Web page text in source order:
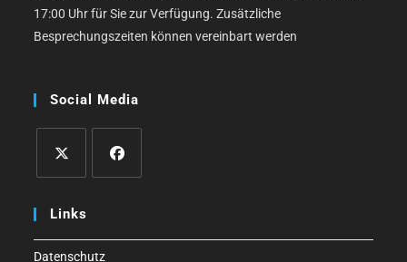
17:00 Uhr für Sie zur Verfügung. Zusätzliche
Besprechungszeiten können vereinbart werden
Social Media
in
new
new
Links
Datenschutz